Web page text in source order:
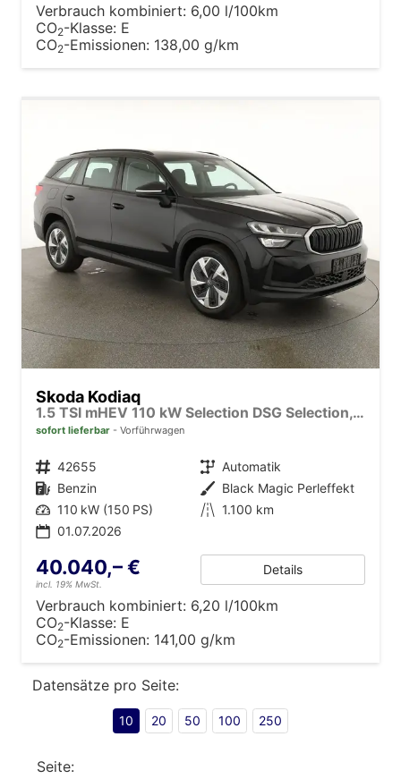
Verbrauch kombiniert: 6,00 l/100km
CO2-Klasse: E
CO2-Emissionen: 138,00 g/km
Skoda Kodiaq
1.5 TSI mHEV 110 kW Selection DSG Selection, 7-Sitzer, AHK, Navi, Side, Kamera, Winter, 4 J.- Garantie
sofort lieferbar Vorführwagen
Fahrzeugnr. 42655 Getriebe Automatik
Kraftstoff Benzin Außenfarbe Black Magic Perleffekt
Leistung 110 kW (150 PS) Kilometerstand 1.100 km
01.07.2026
40.040,– €
incl. 19% MwSt.
Details
Verbrauch kombiniert: 6,20 l/100km
CO2-Klasse: E
CO2-Emissionen: 141,00 g/km
Datensätze pro Seite:
10 20 50 100 250
Seite: